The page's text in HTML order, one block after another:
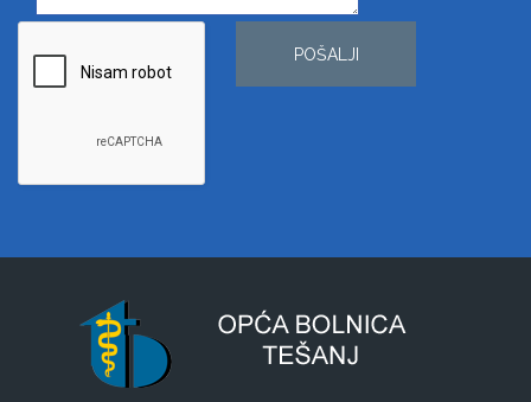
POŠALJI